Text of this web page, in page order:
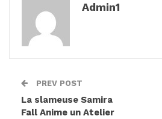
Admin1
PREV POST
La slameuse Samira
Fall Anime un Atelier